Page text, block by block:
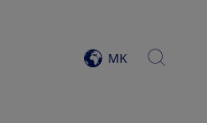
view list of countries
MK search